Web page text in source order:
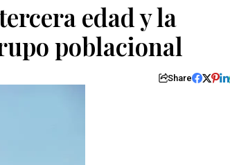
edad y la
poblacional
Share